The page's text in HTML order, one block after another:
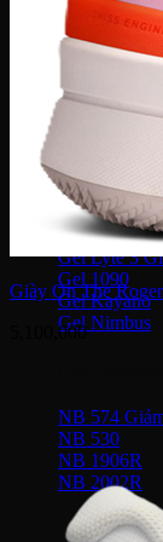
Puma Suede
Puma
Giày Reebok
Giày Asics
Gel Lyte 3
Gel 1090
Gel Kayano
Gel Nimbus
NB 574
NB 530
NB 1906R
NB 2002R
Giày
Giày On The
5,100,000